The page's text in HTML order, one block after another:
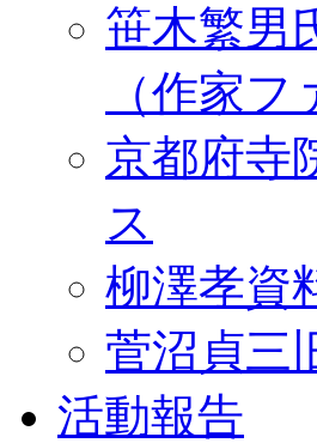
笹木繁男
（作家フ
京都府寺
ス
柳澤孝資
菅沼貞三
活動報告